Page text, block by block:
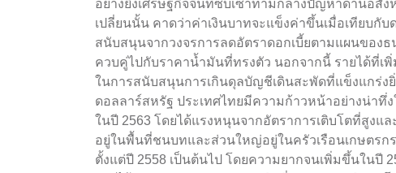
อย่างยิ่งเศรษฐกิจจีนที่ซบเซาท่ามกลางปัญหาด้านอสั
เปลี่ยนนั้น คาดว่าค่าเงินบาทจะแข็งค่าขึ้นเมื่อเทียบกั
สนับสนุนจากวงจรการลดอัตราดอกเบี้ยตามแผนของ
ควบคู่ไปกับราคาน้ำมันที่ทรงตัว นอกจากนี้ รายได้ที่
ในการสนับสนุนการเกินดุลบัญชีเดินสะพัดที่แข็งแกร่ง
ดอลลาร์สหรัฐ ประเทศไทยมีความก้าวหน้าอย่างน่าทึ่
ในปี 2563 โดยได้แรงหนุนจากอัตราการเติบโตที่สูงแ
อยู่ในพื้นที่ชนบทและส่วนใหญ่อยู่ในครัวเรือนเกษตรก
ตั้งแต่ปี 2558 เป็นต้นไป โดยความยากจนเพิ่มขึ้นในปี